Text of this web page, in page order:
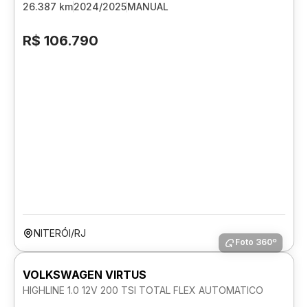
26.387 km2024/2025MANUAL
R$ 106.790
NITERÓI/RJ
Foto 360º
VOLKSWAGEN VIRTUS
HIGHLINE 1.0 12V 200 TSI TOTAL FLEX AUTOMATICO